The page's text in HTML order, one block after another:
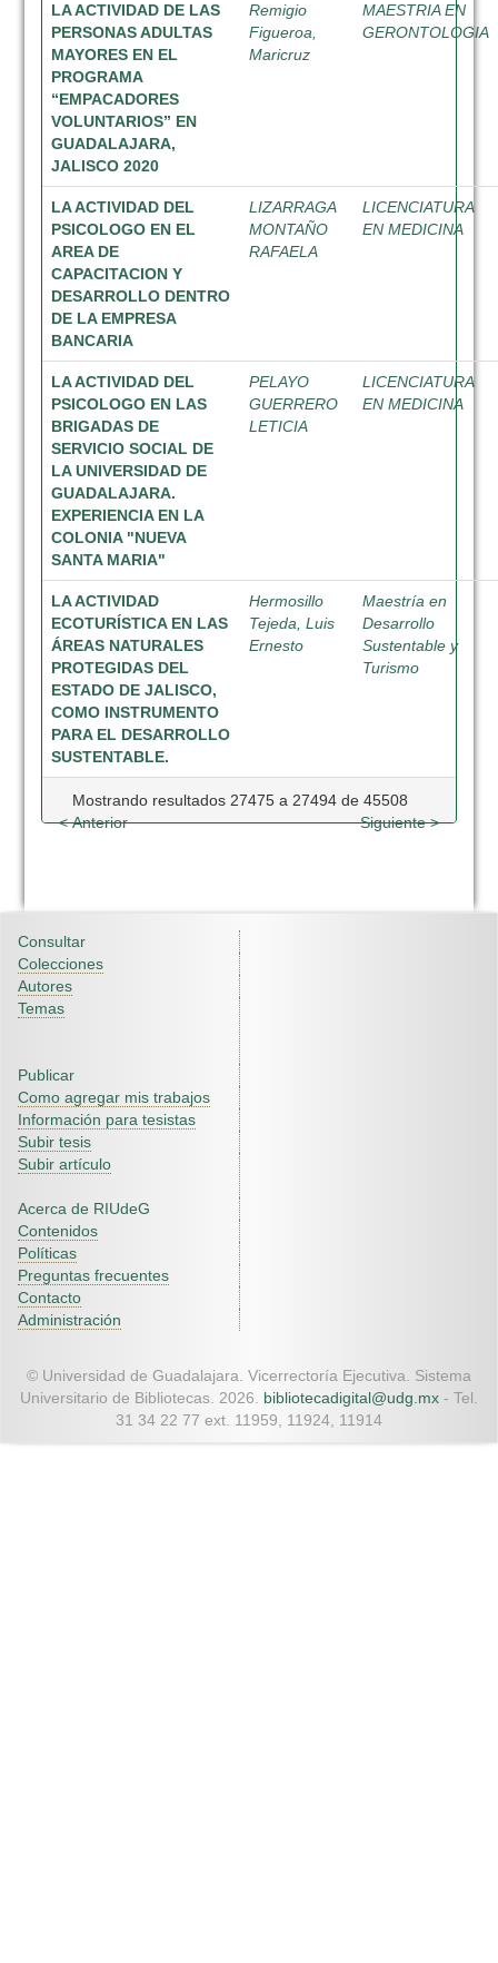
LA ACTIVIDAD DE LAS
PERSONAS ADULTAS
MAYORES EN EL
PROGRAMA
“EMPACADORES
VOLUNTARIOS” EN
GUADALAJARA,
JALISCO 2020
Remigio
Figueroa,
Maricruz
MAESTRIA EN
GERONTOLOGIA
LA ACTIVIDAD DEL
PSICOLOGO EN EL
AREA DE
CAPACITACION Y
DESARROLLO DENTRO
DE LA EMPRESA
BANCARIA
LIZARRAGA
MONTAÑO
RAFAELA
LICENCIATURA
EN MEDICINA
LA ACTIVIDAD DEL
PSICOLOGO EN LAS
BRIGADAS DE
SERVICIO SOCIAL DE
LA UNIVERSIDAD DE
GUADALAJARA.
EXPERIENCIA EN LA
COLONIA "NUEVA
SANTA MARIA"
PELAYO
GUERRERO
LETICIA
LICENCIATURA
EN MEDICINA
LA ACTIVIDAD
ECOTURÍSTICA EN LAS
ÁREAS NATURALES
PROTEGIDAS DEL
ESTADO DE JALISCO,
COMO INSTRUMENTO
PARA EL DESARROLLO
SUSTENTABLE.
Hermosillo
Tejeda, Luis
Ernesto
Maestría en
Desarrollo
Sustentable y
Turismo
Mostrando resultados 27475 a 27494 de 45508
< Anterior
Siguiente >
Consultar
Colecciones
Autores
Temas
Publicar
Como agregar mis trabajos
Información para tesistas
Subir tesis
Subir artículo
Acerca de RIUdeG
Contenidos
Políticas
Preguntas frecuentes
Contacto
Administración
© Universidad de Guadalajara. Vicerrectoría Ejecutiva. Sistema
Universitario de Bibliotecas. 2026. bibliotecadigital@udg.mx - Tel.
31 34 22 77 ext. 11959, 11924, 11914